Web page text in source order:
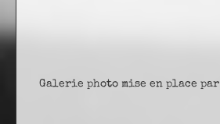
Galerie photo mise en place par